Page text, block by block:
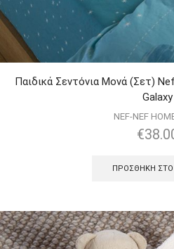
Παιδικά Σεντόνια Μονά (Σετ)
Galaxy
NEF-NEF
€
ΠΡΟΣΘΉΚΗ ΣΤΟ